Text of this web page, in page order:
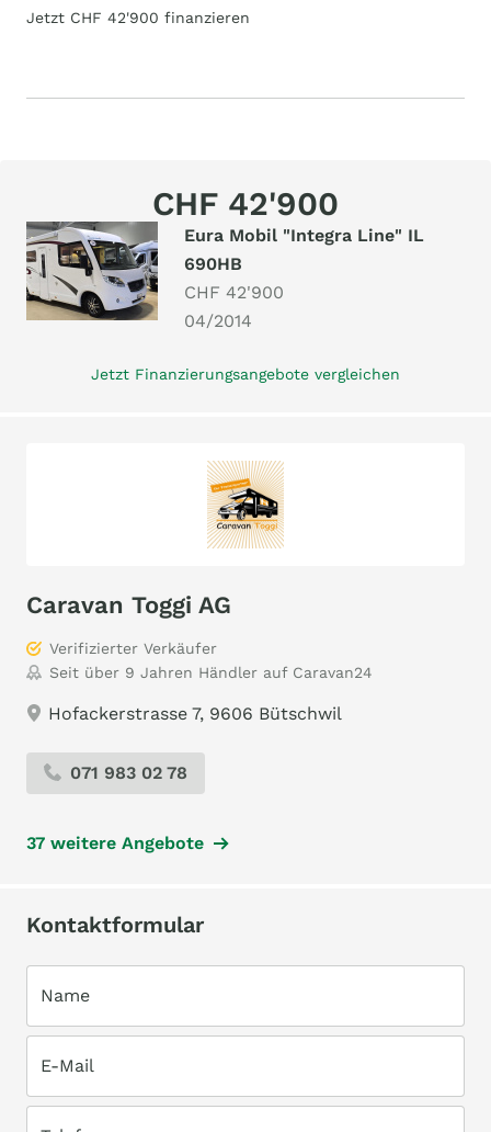
Jetzt CHF 42'900 finanzieren
CHF 42'900
Eura Mobil "Integra Line" IL
690HB
CHF 42'900
04/2014
Jetzt Finanzierungsangebote vergleichen
Caravan Toggi AG
Verifizierter Verkäufer
Seit über 9 Jahren Händler auf Caravan24
Hofackerstrasse 7, 9606 Bütschwil
071 983 02 78
37 weitere Angebote
Kontaktformular
Name
E-Mail